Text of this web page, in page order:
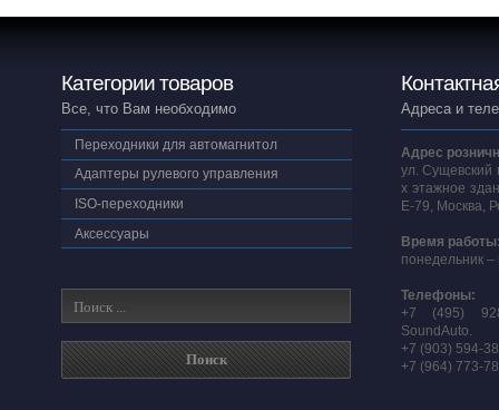
Категории товаров
Все, что Вам необходимо
Переходники для автомагнитол
Адаптеры рулевого управления
ISO-переходники
Аксессуары
Адреса и
Адрес
ул. Сущевский
х этажное
E-79, Москва,
Время
понедельник –
Телефоны:
+7 (495)
SoundAuto.
+7 (903) 594-
+7 (964) 773-